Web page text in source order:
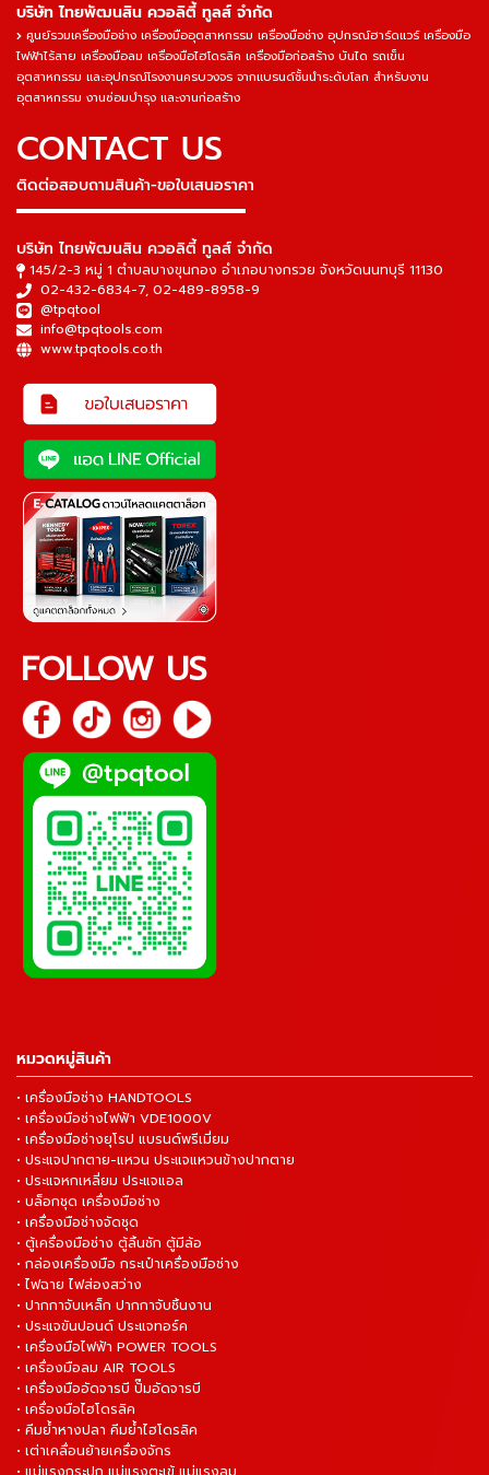
บริษัท ไทยพัฒนสิน ควอลิตี้ ทูลส์ จำกัด
ศูนย์รวมเครื่องมือช่าง เครื่องมืออุตสาหกรรม เครื่องมือช่าง อุปกรณ์ฮาร์ดแวร์ เครื่องมือ
ไฟฟ้าไร้สาย เครื่องมือลม เครื่องมือไฮโดรลิค เครื่องมือก่อสร้าง บันได รถเข็น
อุตสาหกรรม และอุปกรณ์โรงงานครบวงจร จากแบรนด์ชั้นนำระดับโลก สำหรับงาน
อุตสาหกรรม งานซ่อมบำรุง และงานก่อสร้าง
CONTACT US
ติดต่อสอบถามสินค้า-ขอใบเสนอราคา
▬▬▬▬▬▬▬▬▬▬▬▬▬▬▬
บริษัท ไทยพัฒนสิน ควอลิตี้ ทูลส์ จำกัด
145/2-3 หมู่ 1 ตำบลบางขุนกอง อำเภอบางกรวย จังหวัดนนทบุรี 11130
02-432-6834-7, 02-489-8958-9
@tpqtool
info@tpqtools.com
www.tpqtools.co.th
FOLLOW US
หมวดหมู่สินค้า
• เครื่องมือช่าง HANDTOOLS
• เครื่องมือช่างไฟฟ้า VDE1000V
• เครื่องมือช่างยุโรป แบรนด์พรีเมี่ยม
• ประแจปากตาย-แหวน ประแจแหวนข้างปากตาย
• ประแจหกเหลี่ยม ประแจแอล
• บล็อกชุด เครื่องมือช่าง
• เครื่องมือช่างจัดชุด
• ตู้เครื่องมือช่าง ตู้ลิ้นชัก ตู้มีล้อ
• กล่องเครื่องมือ กระเป๋าเครื่องมือช่าง
• ไฟฉาย ไฟส่องสว่าง
• ปากกาจับเหล็ก ปากกาจับชิ้นงาน
• ประแจขันปอนด์ ประแจทอร์ค
• เครื่องมือไฟฟ้า POWER TOOLS
• เครื่องมือลม AIR TOOLS
• เครื่องมืออัดจารบี ปั๊มอัดจารบี
• เครื่องมือไฮโดรลิค
• คีมย้ำหางปลา คีมย้ำไฮโดรลิค
• เต่าเคลื่อนย้ายเครื่องจักร